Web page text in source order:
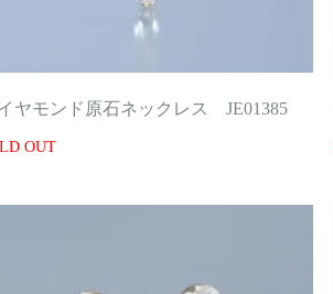
ヤモンド原石ネックレス JE01385
OUT